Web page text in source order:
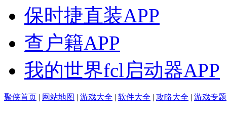
保时捷直装APP
查户籍APP
我的世界fcl启动器APP
聚侠首页 | 网站地图 | 游戏大全 | 软件大全 | 攻略大全 | 游戏专题